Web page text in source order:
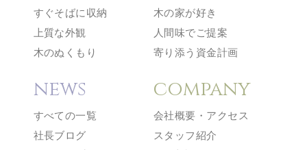
すぐそばに収納
上質な外観
木のぬくもり
木の家が好き
人間味でご提案
寄り添う資金計画
news
すべての一覧
社長ブログ
company
会社概要・アクセス
スタッフ紹介